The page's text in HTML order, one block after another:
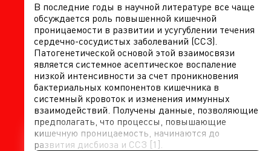
В последние годы в научной литературе все чаще
обсуждается роль повышенной кишечной
проницаемости в развитии и усугублении течения
сердечно-сосудистых заболеваний (ССЗ).
Патогенетической основой этой взаимосвязи
является системное асептическое воспаление
низкой интенсивности за счет проникновения
бактериальных компонентов кишечника в
системный кровоток и изменения иммунных
взаимодействий. Получены данные, позволяющие
предполагать, что процессы, повышающие
кишечную проницаемость, начинаются до
развития дисбиоза и ССЗ [1].